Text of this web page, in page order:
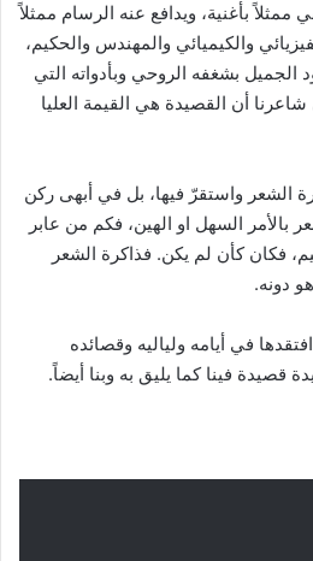
ممثلاً بأغنية، ويدافع عنه الرسام ممثلاً
والكيميائي والمهندس والحكيم،
بشغفه الروحي وبأدواته التي
أن القصيدة هي القيمة العليا
الشعر واستقرّ فيها، بل في أبهى ركن
بالأمر السهل او الهين، فكم من عابر
فكان كأن لم يكن. فذاكرة الشعر
دونه.
في أيامه ولياليه وقصائده
قصيدة فينا كما يليق به وبنا أيضاً.